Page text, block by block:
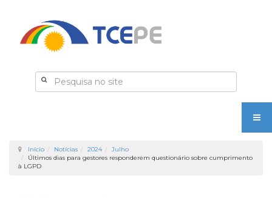
Início Notícias 2024
Julho
Últimos dias para gestores responderem questionário sobre cumprimento
à LGPD